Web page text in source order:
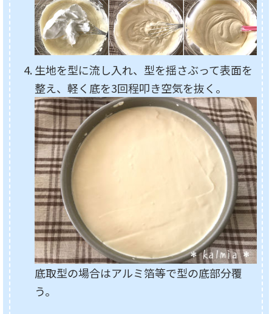
生地を型に流し入れ、型を揺さぶって表面を
整え、軽く底を3回程叩き空気を抜く。
底取型の場合はアルミ箔等で型の底部分覆
う。